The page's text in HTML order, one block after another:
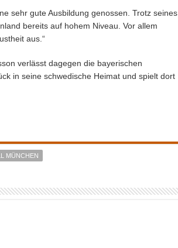
sehr gute Ausbildung genossen. Trotz seines
bereits auf hohem Niveau. Vor allem
aus.“
verlässt dagegen die bayerischen
in seine schwedische Heimat und spielt dort
MÜNCHEN